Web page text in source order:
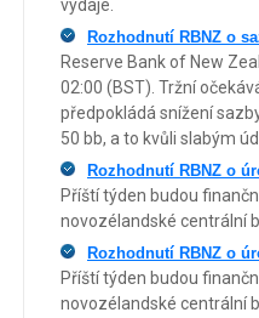
výdaje.
Rozhodnutí RBNZ o
Reserve Bank of New
02:00 (BST). Tržní
předpokládá snížení
50 bb, a to kvůli slabým
Rozhodnutí RBNZ o
Příští týden budou
novozélandské centrální
Rozhodnutí RBNZ o
Příští týden budou
novozélandské centrální